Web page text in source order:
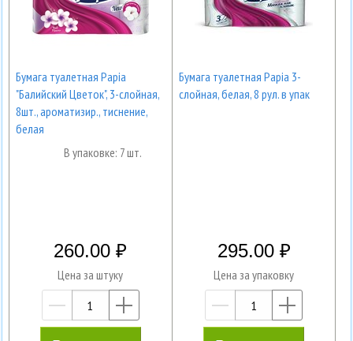
Бумага туалетная Papia
"Балийский Цветок", 3-слойная,
8шт., ароматизир., тиснение,
белая
В упаковке: 7 шт.
260.00
Цена за штуку
—
Бумага туалетная Papia 3-
слойная, белая, 8 рул. в упак
295.00
Цена за упаковку
—